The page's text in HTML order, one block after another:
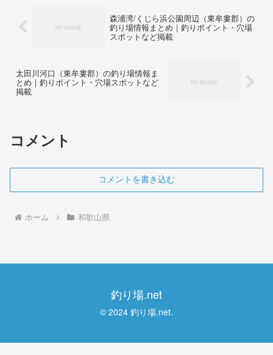
森浦湾/くじら浜公園周辺（東牟婁郡）の
釣り場情報まとめ｜釣りポイント・穴場
スポットなど掲載
太田川河口（東牟婁郡）の釣り場情報ま
とめ｜釣りポイント・穴場スポットなど
掲載
コメント
コメントを書き込む
ホーム 和歌山県
釣り場.net
© 2024 釣り場.net.